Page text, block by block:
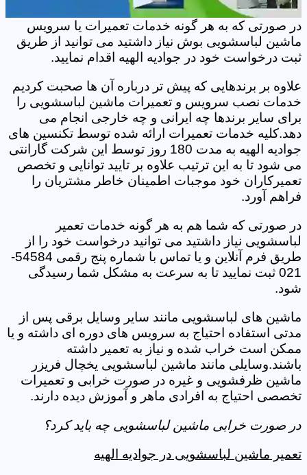
در صورتی که به هر گونه خدمات تعمیرات یا سرویس
ماشین لباسشویی بوش نیاز داشتید می توانید از طریق
ثبت درخواست خود در جوادیه الهیه اقدام نمایید.
علاوه بر برندهایی که پیش تر درباره آن ها صحبت کردیم
خدمات نصب سرویس و تعمیرات ماشین لباسشویی را
برای سایر برندها چه ایرانی و چه خارجی انجام می
دهد.کلیه خدمات تعمیرات ارائه شده توسط تکنسین های
جوادیه الهیه به مدت 180 روز توسط این شرکت گارانتی
می شود تا به این ترتیب علاوه بر تایید توانایی و تخصص
تعمیرکاران خود موجبات اطمینان خاطر مشتریان را
فراهم آورد.
در صورتی که شما هم به هر گونه خدمات تعمیر
لباسشویی نیاز داشتید می توانید درخواست خود را از
طریق فرم آنلاین و یا تماس با شماره پنج رقمی 54584-
021 ثبت نمایید تا به سرعت به مشکل شما رسیدگی
شود.
ماشین های لباسشویی مانند سایر وسایل برقی پس از
مدتی استفاده احتیاج به سرویس های دوره ای داشته و یا
ممکن است خراب شده و نیاز به تعمیر داشته
باشند.وسایلی مانند ماشین لباسشویی یخچال فریزر
ماشین ظرفشویی و غیره در صورت خرابی و تعمیرات
تخصصی احتیاج به افرادی ماهر و آموزش دیده دارند.
در صورت خرابی ماشین لباسشویی چه باید کرد؟
تعمیر ماشین لباسشویی در جوادیه الهیه